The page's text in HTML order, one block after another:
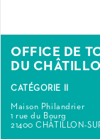
OFFICE DE
DU
CATÉGORIE II
Maison Philandrier
1 rue du Bourg
21400 CHÂTILLON-